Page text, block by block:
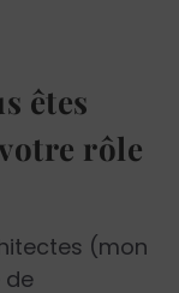
êtes
rôle
(mon
de